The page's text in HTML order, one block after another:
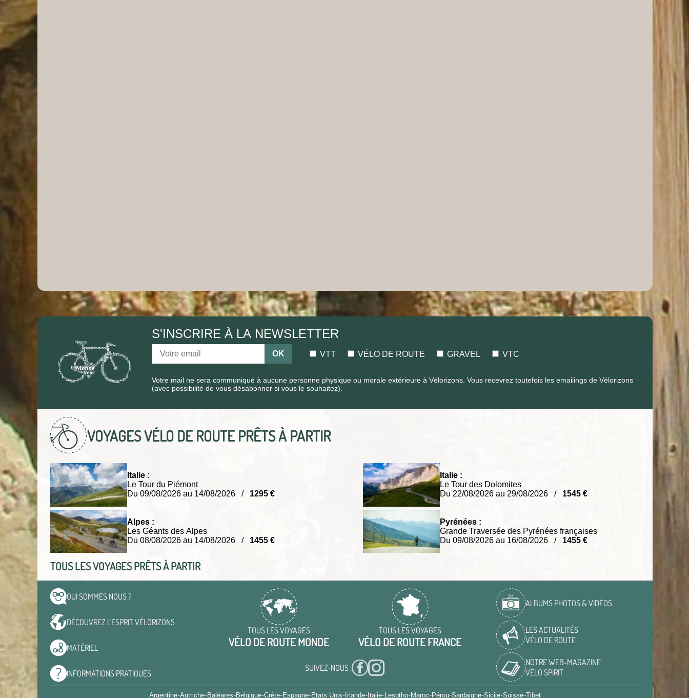
S'INSCRIRE À LA NEWSLETTER
OK VTT VÉLO DE ROUTE GRAVEL VTC
Votre mail ne sera communiqué à aucune personne physique ou morale extérieure à Vélorizons. Vous recevrez toutefois les emailings de Vélorizons
(avec possibilité de vous désabonner si vous le souhaitez).
VOYAGES VÉLO DE ROUTEPRÊTS À PARTIR
Italie :
Le Tour du Piémont
Du 09/08/2026 au 14/08/2026 / 1295 €
Italie :
Le Tour des Dolomites
Du 22/08/2026 au 29/08/2026 / 1545 €
Alpes :
Les Géants des Alpes
Du 08/08/2026 au 14/08/2026 / 1455 €
Pyrénées :
Grande Traversée des Pyrénées françaises
Du 09/08/2026 au 16/08/2026 / 1455 €
TOUS LES VOYAGES PRÊTS À PARTIR
TOUS LES VOYAGES
VÉLO DE ROUTE MONDE
TOUS LES VOYAGES
VÉLO DE ROUTE FRANCE
ALBUMS PHOTOS & VIDÉOS
LES ACTUALITÉS
VÉLO DE ROUTE
NOTRE WEB-MAGAZINE
VÉLO SPIRIT
QUI SOMMES NOUS ?
DÉCOUVREZ L'ESPRITVÉLORIZONS
MATÉRIEL
INFORMATIONS PRATIQUES
SUIVEZ-NOUS :
Argentine-Autriche-Baléares-Belgique-Crète-Espagne-Etats Unis-Irlande-Italie-Lesotho-Maroc-Pérou-Sardaigne-Sicile-Suisse-Tibet